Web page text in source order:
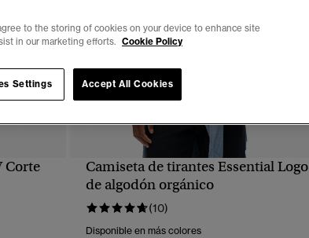
Corte
VISTA RÁPIDA
Camiseta de tirantes Essential Logo
de algodón orgánico
(10)
Disponible en más colores
to the storing of cookies on your device to enhance site
in our marketing efforts. Cookie Policy
Accept All Cookies
Settings